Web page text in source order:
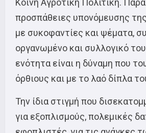
Κοινή Αγροτική Πολιτική. Παρά
προσπάθειες υπονόμευσης
με συκοφαντίες και ψέματα,
οργανωμένο και συλλογικό
ενότητα είναι η δύναμη που
όρθιους και με το λαό δίπλα
Την ίδια στιγμή που
για εξοπλισμούς, πολεμικές